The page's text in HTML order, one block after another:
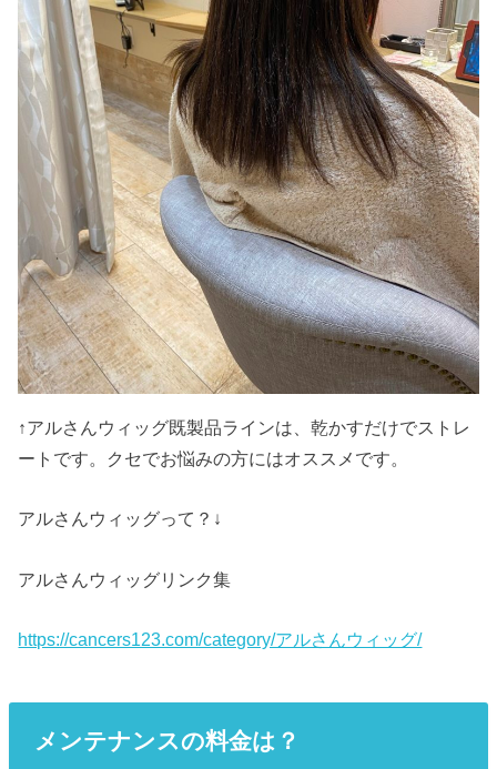
↑アルさんウィッグ既製品ラインは、乾かすだけでストレ
ートです。クセでお悩みの方にはオススメです。
アルさんウィッグって？↓
アルさんウィッグリンク集
https://cancers123.com/category/アルさんウィッグ/
メンテナンスの料金は？